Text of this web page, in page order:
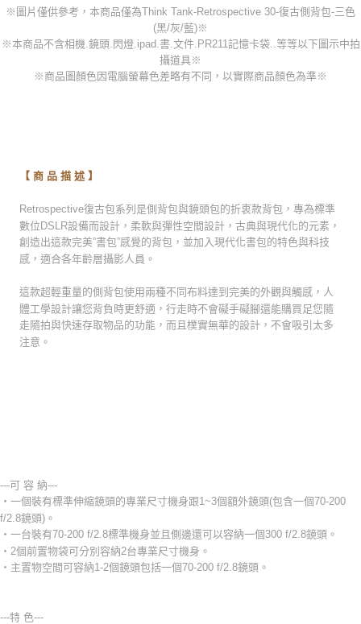
※圖片僅供參考，本商品僅為Think Tank-Retrospective 30-復古側背包-三色
(黑/灰/藍)※
※本商品不含相機.鏡頭.閃燈.ipad.書.文件.PR211記憶卡袋..等等以下圖示中拍
攝道具※
※商品圖顏色因電腦螢幕色差略有不同，以實際商品顏色為準※
【 商 品 描 述 】
Retrospective復古包系列是側背包與鏡頭包的折衷款背包，專為標準
數位DSLR設備而設計，柔軟與彈性空間設計，古典與現代化的元素，
創造出這款完美”書包”感覺的背包，並加入現代化書包的特色與科技
感，適合各年齡層攝影人員。
這款超輕重量的側背包使用兩種不同布料達到完美的外觀與觸感，人
體工學設計讓您背負時更舒適，行走時不會礙手礙腳還能購買足您隨
走隨拍與快速存取物品的功能，而且樸實無華的設計，不會吸引太多
注意。
---可 容 納---
‧一個裝有標準伸縮鏡頭的專業尺寸機身跟1~3個額外鏡頭(包含一個70-200
f/2.8鏡頭)。
‧一台裝有70-200 f/2.8標準機身並且側邊還可以容納一個300 f/2.8鏡頭。
‧2個前置物袋可分別容納2台專業尺寸機身。
‧主置物空間可容納1-2個鏡頭包括一個70-200 f/2.8鏡頭。
---特 色---